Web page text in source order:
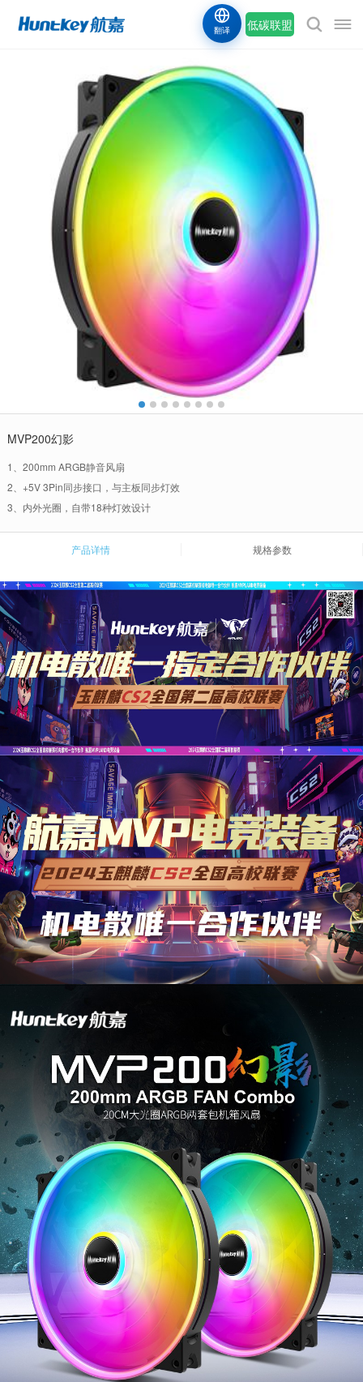
低碳联盟
翻译
MVP200幻影
1、200mm ARGB静音风扇
2、+5V 3Pin同步接口，与主板同步灯效
3、内外光圈，自带18种灯效设计
产品详情 规格参数